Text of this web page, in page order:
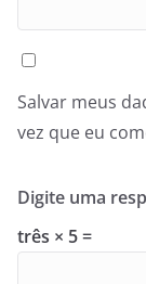
Salvar meus
vez que eu
Digite uma
três × 5 =